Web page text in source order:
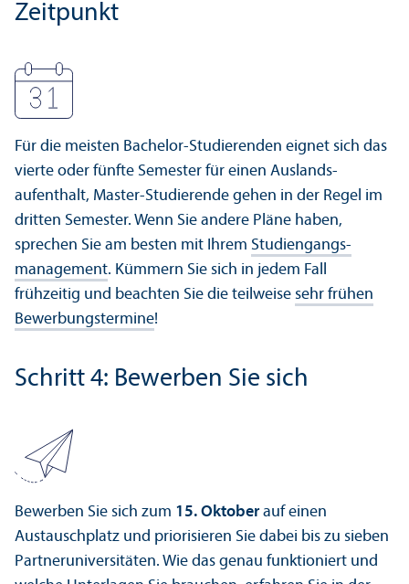
Zeitpunkt
Für die meisten Bachelor-Studierenden eignet sich das
vierte oder fünfte Semester für einen Auslands­
aufenthalt, Master-Studierende gehen in der Regel im
dritten Semester. Wenn Sie andere Pläne haben,
sprechen Sie am besten mit Ihrem Studien­gangs­
management. Kümmern Sie sich in jedem Fall
frühzeitig und beachten Sie die teilweise sehr frühen
Bewerbungs­termine!
Schritt 4: Bewerben Sie sich
Bewerben Sie sich zum 15. Oktoberauf einen
Austauschplatz und priorisieren Sie dabei bis zu sieben
Partner­universitäten. Wie das genau funktioniert und